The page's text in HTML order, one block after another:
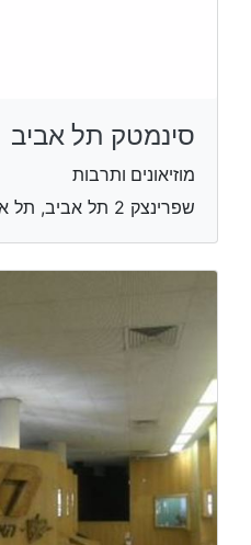
סינמטק תל אביב
מוזיאונים ותרבות
שפרינצק 2 תל אביב, תל אביב יפו